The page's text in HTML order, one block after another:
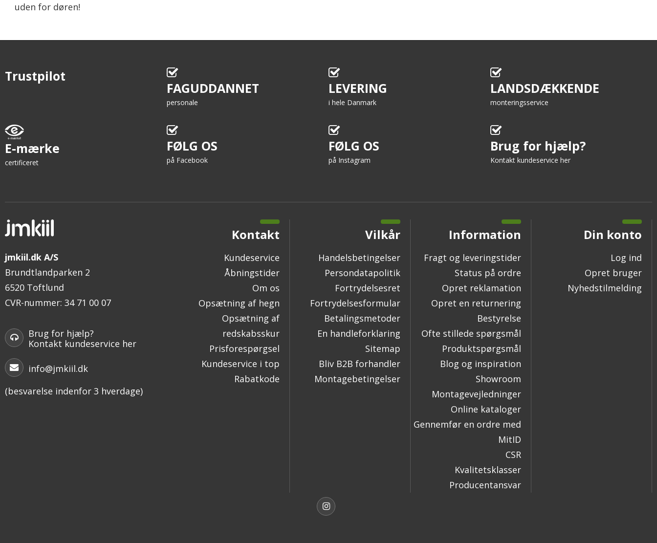
uden for døren!
Trustpilot
FAGUDDANNET
personale
LEVERING
i hele Danmark
LANDSDÆKKENDE
monteringsservice
E-mærke
certificeret
FØLG OS
på Facebook
FØLG OS
på Instagram
Brug for hjælp?
Kontakt kundeservice her
jmkiil.dk A/S
Brundtlandparken 2
6520 Toftlund
CVR-nummer: 34 71 00 07
Brug for hjælp?
Kontakt kundeservice her
info@jmkiil.dk
(besvarelse indenfor 3 hverdage)
Kontakt
Kundeservice
Åbningstider
Om os
Opsætning af hegn
Opsætning af
redskabsskur
Prisforespørgsel
Kundeservice i top
Rabatkode
Vilkår
Handelsbetingelser
Persondatapolitik
Fortrydelsesret
Fortrydelsesformular
Betalingsmetoder
En handleforklaring
Sitemap
Bliv B2B forhandler
Montagebetingelser
Information
Fragt og leveringstider
Status på ordre
Opret reklamation
Opret en returnering
Bestyrelse
Ofte stillede spørgsmål
Produktspørgsmål
Blog og inspiration
Showroom
Montagevejledninger
Online kataloger
Gennemfør en ordre med
MitID
CSR
Kvalitetsklasser
Producentansvar
Din konto
Log ind
Opret bruger
Nyhedstilmelding